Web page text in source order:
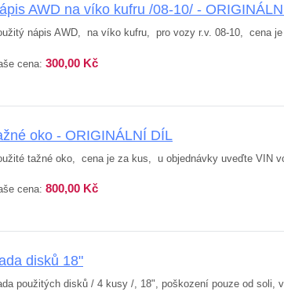
AWD na víko kufru /08-10/ -
nápis AWD, na víko kufru, pro vozy r.v. 08-10, cena je
cena: 300,00 Kč
oko - ORIGINÁLNÍ DÍL
tažné oko, cena je za kus, u objednávky uveďte VIN
cena: 800,00 Kč
disků 18"
použitých disků / 4 kusy /, 18", poškození pouze od soli,